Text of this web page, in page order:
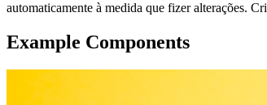
automaticamente à medida que fizer alterações.
Example Components